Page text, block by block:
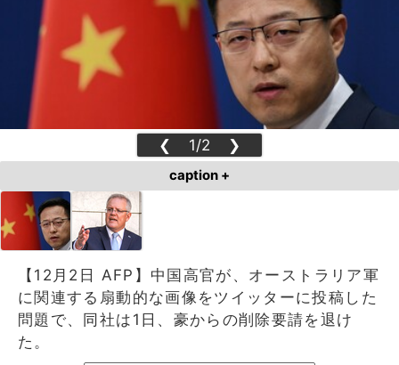
❮ 1/2 ❯
caption +
【12月2日 AFP】中国高官が、オーストラリア軍
に関連する扇動的な画像をツイッターに投稿した
問題で、同社は1日、豪からの削除要請を退け
た。